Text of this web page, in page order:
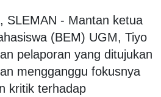
SLEMAN - Mantan ketua
(BEM) UGM, Tiyo
pelaporan yang ditujukan
mengganggu fokusnya
kritik terhadap